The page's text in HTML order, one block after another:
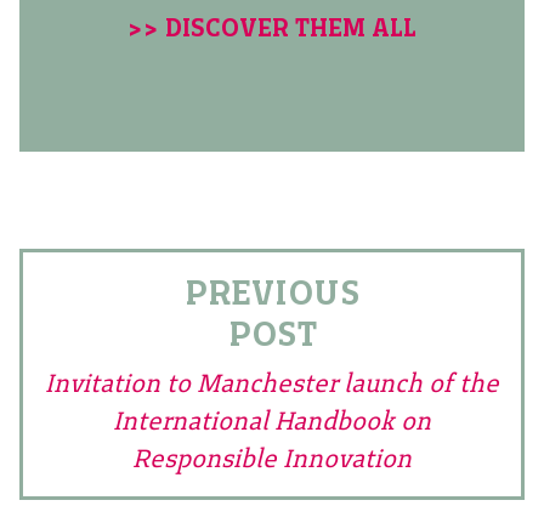
>> DISCOVER THEM ALL
PREVIOUS
POST
Invitation to Manchester launch of the
International Handbook on
Responsible Innovation